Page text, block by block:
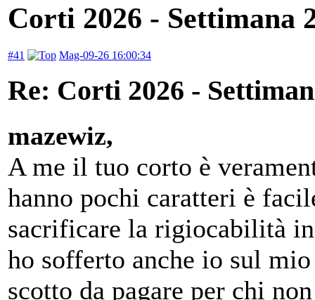
Corti 2026 - Settimana
#41 Mag-09-26 16:00:34
Re: Corti 2026 -
mazewiz,
A me il tuo corto è
hanno pochi caratteri è
sacrificare la rigiocabilità
ho sofferto anche io sul
scotto da pagare per chi